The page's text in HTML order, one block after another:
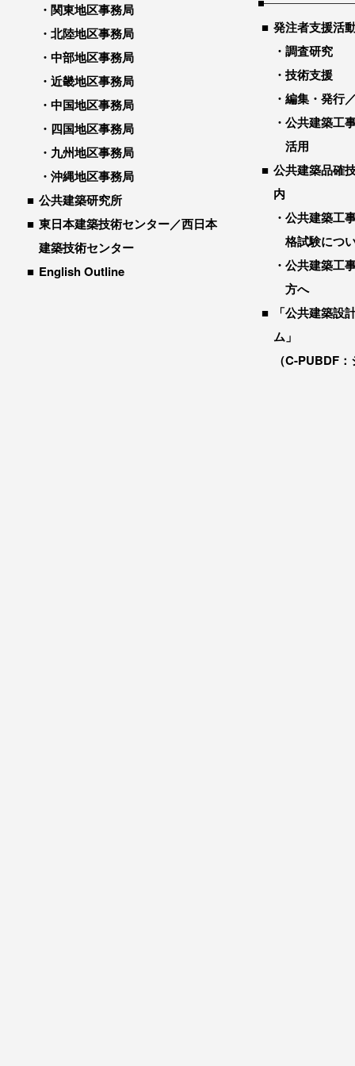
関東地区事務局
北陸地区事務局
中部地区事務局
近畿地区事務局
中国地区事務局
四国地区事務局
九州地区事務局
沖縄地区事務局
公共建築研究所
東日本建築技術センター／西日本
建築技術センター
English Outline
発注者支援活
調査研究
技術支援
編集・発行
公共建築工
活用
公共建築品確
内
公共建築工
格試験につ
公共建築工
方へ
「公共建築設
ム」
（C-PUBDF